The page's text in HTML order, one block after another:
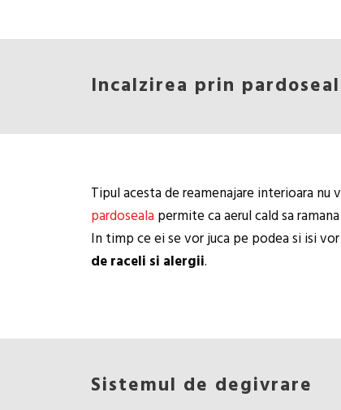
Incalzirea prin
Tipul acesta de reamenajare interioara
pardoseala permite ca aerul cald sa
In timp ce ei se vor juca pe podea si isi
de raceli si alergii.
Sistemul de degivrare